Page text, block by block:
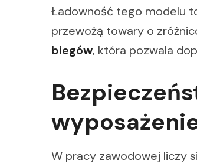
Ładowność tego modelu
przewożą towary o
biegów, która pozwala
W pracy zawodowej liczy